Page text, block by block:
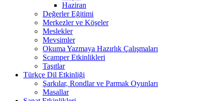
Haziran
Değerler Eğitimi
Merkezler ve Köşeler
Meslekler
Mevsimler
Okuma Yazmaya Hazırlık Çalışmaları
Scamper Etkinlikleri
Taşıtlar
Türkçe Dil Etkinliği
Şarkılar, Rondlar ve Parmak Oyunları
Masallar